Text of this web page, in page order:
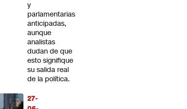
y
parlamentarias
anticipadas,
aunque
analistas
dudan de que
esto signifique
su salida real
de la política.
27-